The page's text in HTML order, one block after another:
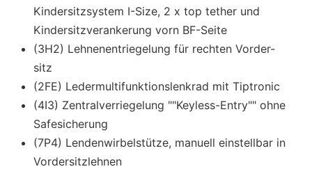
Kindersitzsystem I-Size, 2 x top tether und
Kindersitzverankerung vorn BF-Seite
(3H2) Lehnenentriegelung für rechten Vorder-
sitz
(2FE) Ledermultifunktionslenkrad mit Tiptronic
(4I3) Zentralverriegelung ""Keyless-Entry"" ohne
Safesicherung
(7P4) Lendenwirbelstütze, manuell einstellbar in
Vordersitzlehnen